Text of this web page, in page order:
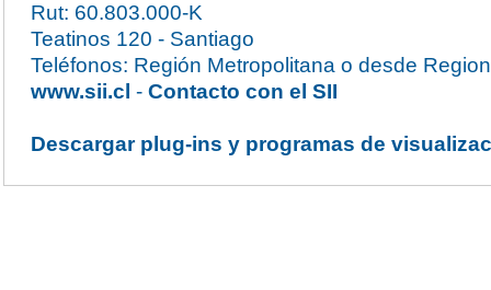
Rut: 60.803.000-K
Teatinos 120 - Santiago
Teléfonos: Región Metropolitana o desde
www.sii.cl - Contacto con el SII
Descargar plug-ins y programas de